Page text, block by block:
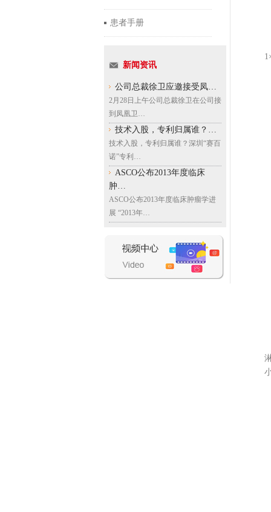
患者手册
新闻资讯
公司总裁徐卫应邀接受凤…
2月28日上午公司总裁徐卫在公司接
到凤凰卫…
技术入股，专利归属谁？…
技术入股，专利归属谁？深圳“赛百
诺”专利…
ASCO公布2013年度临床
肿…
ASCO公布2013年度临床肿瘤学进
展 “2013年…